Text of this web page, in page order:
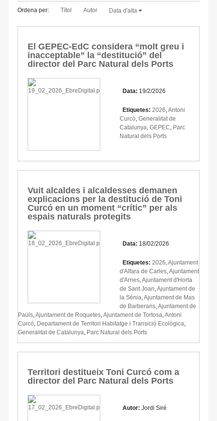
Ordena per: Títol Autor Data d'alta
El GEPEC-EdC considera “molt greu i
inacceptable” la “destitució” del
director del Parc Natural dels Ports
Data: 19/2/2026
Etiquetes: 2026 Antoni
Curcó Generalitat de
Catalunya GEPEC Parc
Natural dels Ports
Vuit alcaldes i alcaldesses demanen
explicacions per la destitució de Toni
Curcó en un moment “crític” per als
espais naturals protegits
Data: 18/02/2026
Etiquetes: 2026 Ajuntament
d'Alfara de Carles Ajuntament
d'Arnes Ajuntament d'Horta
de Sant Joan Ajuntament de
la Sénia Ajuntament de Mas
de Barberans Ajuntament de
Paüls Ajuntament de Roquetes Ajuntament de Tortosa Antoni
Curcó Departament de Territori Habitatge i Transició Ecològica
Generalitat de Catalunya Parc Natural dels Ports
Territori destitueix Toni Curcó com a
director del Parc Natural dels Ports
Autor: Jordi Siré